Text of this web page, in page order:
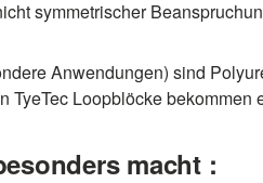
symmetrischer
Anwendungen) sind
Loopblöcke bekommen
macht :